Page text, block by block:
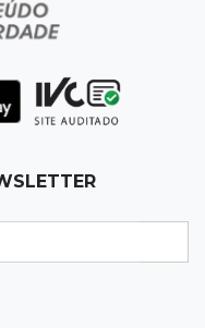
chega a